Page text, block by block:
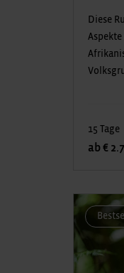
Diese
Aspekte
15 Tage
ab €